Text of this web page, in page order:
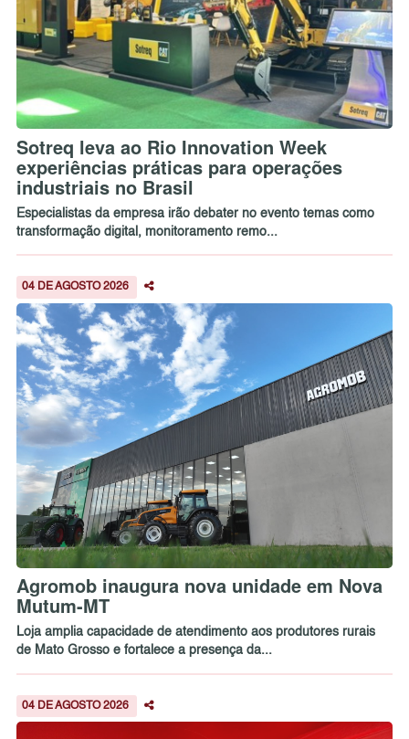
Sotreq leva ao Rio Innovation Week
experiências práticas para operações
industriais no Brasil
Especialistas da empresa irão debater no evento temas como
transformação digital, monitoramento remo...
04 DE AGOSTO 2026
Agromob inaugura nova unidade em Nova
Mutum-MT
Loja amplia capacidade de atendimento aos produtores rurais
de Mato Grosso e fortalece a presença da...
04 DE AGOSTO 2026